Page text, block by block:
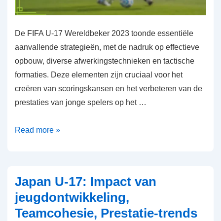
De FIFA U-17 Wereldbeker 2023 toonde essentiële
aanvallende strategieën, met de nadruk op effectieve
opbouw, diverse afwerkingstechnieken en tactische
formaties. Deze elementen zijn cruciaal voor het
creëren van scoringskansen en het verbeteren van de
prestaties van jonge spelers op het …
Aanvalsstrategieën:
in
de
FIFA
Read more »
Japan U-17: Impact van
jeugdontwikkeling,
Teamcohesie, Prestatie-trends